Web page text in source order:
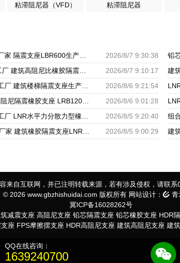
粘滞阻尼器（VFD） 粘滞阻尼器
橡胶隔震支座商家生产厂家 隔震支座LBR600生产厂家 天然橡胶隔震支座LNR1000-Ⅱ厂家 2026/8/7 9:30:38
LRB300隔震支座源头工厂 建筑高阻尼比橡胶隔震支座厂家 铅芯抗震支座装置源头工厂
2026/8/7 9:10:17
铅芯橡胶隔震支座源头工厂 建筑楼梯隔震支座生产厂家 高楼隔震支座
2026/8/6 9:21:54
建筑橡胶支座 HDR型高阻尼隔震橡胶支座 LRB1200支座
2026/8/6 9:01:28
2026/8/5 9:20:40
2026/8/5 9:00:29
QQ在线咨询：
1639240700
来自互联网，并已注明转载来源，若有涉及侵权，请联系
© 2026 www.gbzhishuidai.com 版权所有 网站设计：
青
冀ICP备16028262号
减震支座 高阻尼支座 铅芯隔震支座 铅芯橡胶支座 HDR
座 FPS摩擦摆支座 HDR高阻尼支座 建筑高阻尼支座 建